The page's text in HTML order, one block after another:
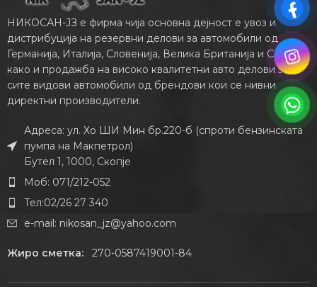
НИКОСАН-ЈЗ е фирма чија основна дејност е увоз и
дистрибуција на резервни делови за автомобили од
Германија, Италија, Словенија, Велика Британија и САД,
како и продажба на високо квалитетни авто делови за
сите видови автомобили од брендови кои се нивни
директни производители.
Адреса: ул. Хо ШИ Мин бр.220-б (спроти бензинската
пумпа на Макпетрол)
Бутел 1, 1000, Скопје
Моб: 071/212-052
Тел:02/26 27 340
e-mail: nikosan_jz@yahoo.com
Жиро сметка:270-0587419001-84